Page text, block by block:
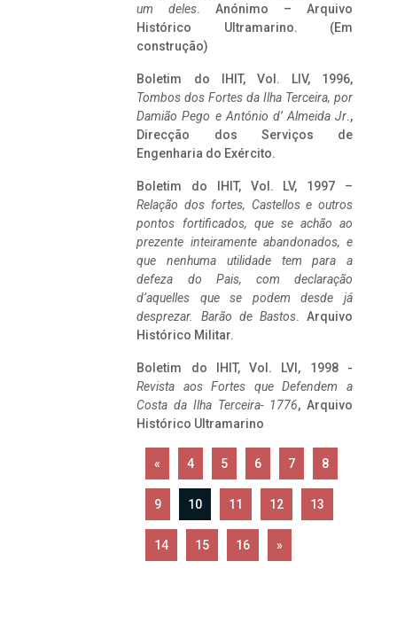
um deles. Anónimo – Arquivo
Histórico Ultramarino. (Em
construção)
Boletim do IHIT, Vol. LIV, 1996,
Tombos dos Fortes da Ilha Terceira, por
Damião Pego e António d’ Almeida Jr.,
Direcção dos Serviços de
Engenharia do Exército.
Boletim do IHIT, Vol. LV, 1997 –
Relação dos fortes, Castellos e outros
pontos fortificados, que se achão ao
prezente inteiramente abandonados, e
que nenhuma utilidade tem para a
defeza do Pais, com declaração
d’aquelles que se podem desde já
desprezar. Barão de Bastos. Arquivo
Histórico Militar.
Boletim do IHIT, Vol. LVI, 1998 -
Revista aos Fortes que Defendem a
Costa da Ilha Terceira- 1776, Arquivo
Histórico Ultramarino
« 4 5 6 7 8
9 10 11 12 13
14 15 16 »